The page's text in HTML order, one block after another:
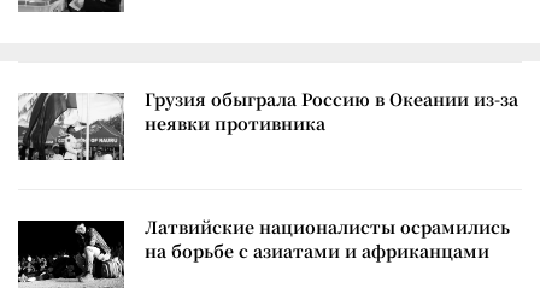
Грузия обыграла Россию в Океании из-за
неявки противника
Латвийские националисты осрамились
на борьбе с азиатами и африканцами